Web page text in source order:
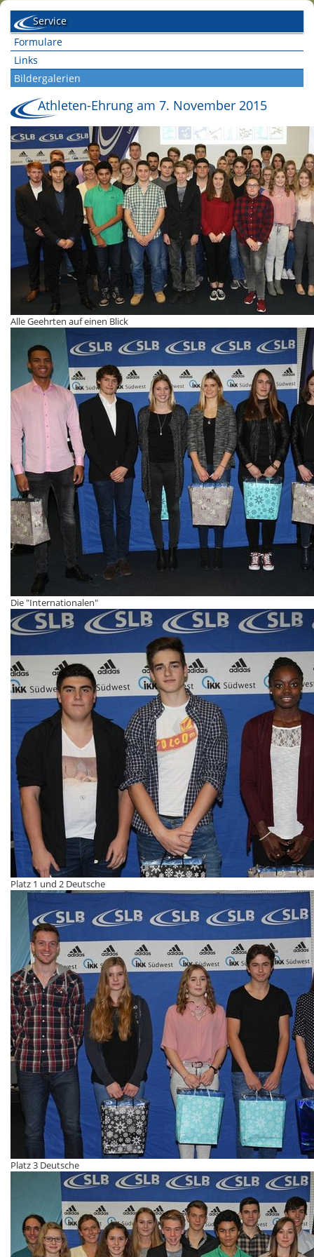
Service
Formulare
Links
Bildergalerien
Athleten-Ehrung am 7. November 2015
Alle Geehrten auf einen Blick
Die "Internationalen"
Platz 1 und 2 Deutsche
Platz 3 Deutsche